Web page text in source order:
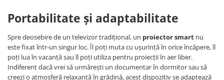
Portabilitate și adaptabilitate
Spre deosebire de un televizor tradițional, un proiector smart nu
este fixat într-un singur loc. Îl poți muta cu ușurință în orice încăpere, îl
poți lua în vacanță sau îl poți utiliza pentru proiecții în aer liber.
Indiferent dacă vrei să urmărești un documentar în dormitor sau să
creezi o atmosferă relaxantă în grădină, acest dispozitiv se adaptează